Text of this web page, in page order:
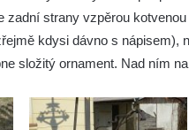
strany vzpěrou
kdysi dávno s nápisem),
složitý ornament. Nad ním